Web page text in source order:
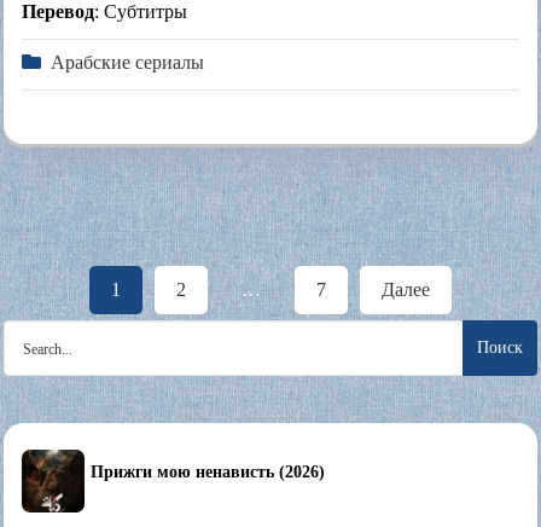
Перевод: Субтитры
Арабские сериалы
Пагинация
записей
1 2 … 7 Далее
for:
Прижги мою ненависть (2026)